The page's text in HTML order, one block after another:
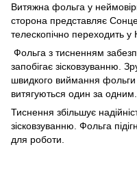
Витяжна фольга у
сторона представляє
телескопічно переходить у
Фольга з тисненням
запобігає зісковзуванню.
швидкого виймання фольги
витягуються один за одним.
Тиснення збільшує
зісковзуванню. Фольга
для роботи.